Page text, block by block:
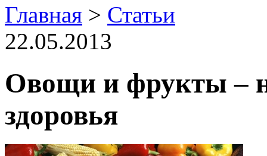
Главная > Статьи
22.05.2013
Овощи и фрукты –
здоровья